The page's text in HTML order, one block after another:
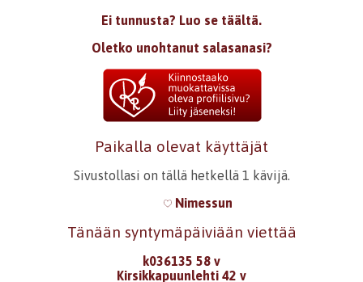
Ei tunnusta? Luo se täältä.
Oletko unohtanut salasanasi?
Paikalla olevat käyttäjät
Sivustollasi on tällä hetkellä 1 kävijä.
Nimessun
Tänään syntymäpäiviään viettää
k036135 58 v
Kirsikkapuunlehti 42 v